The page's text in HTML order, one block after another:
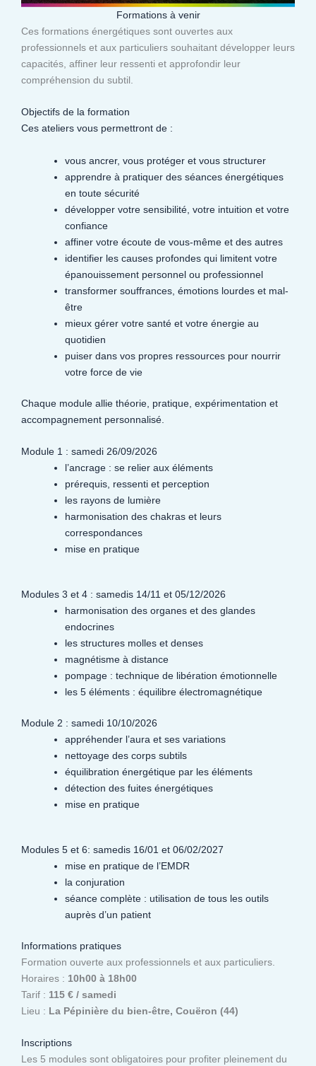
Formations à venir
Ces formations énergétiques sont ouvertes aux
professionnels et aux particuliers souhaitant développer leurs
capacités, affiner leur ressenti et approfondir leur
compréhension du subtil.​
Objectifs de la formation
Ces ateliers vous permettront de :
vous ancrer, vous protéger et vous structurer
apprendre à pratiquer des séances énergétiques
en toute sécurité
développer votre sensibilité, votre intuition et votre
confiance
affiner votre écoute de vous-même et des autres
identifier les causes profondes qui limitent votre
épanouissement personnel ou professionnel
transformer souffrances, émotions lourdes et mal-
être
mieux gérer votre santé et votre énergie au
quotidien
puiser dans vos propres ressources pour nourrir
votre force de vie
Chaque module allie théorie, pratique, expérimentation et
accompagnement personnalisé.
Module 1 : samedi 26/09/2026
l’ancrage : se relier aux éléments
prérequis, ressenti et perception
les rayons de lumière
harmonisation des chakras et leurs
correspondances
mise en pratique
Modules 3 et 4 : samedis 14/11 et 05/12/2026
harmonisation des organes et des glandes
endocrines
les structures molles et denses
magnétisme à distance
pompage : technique de libération émotionnelle
les 5 éléments : équilibre électromagnétique
Module 2 : samedi 10/10/2026
appréhender l’aura et ses variations
nettoyage des corps subtils
équilibration énergétique par les éléments
détection des fuites énergétiques
mise en pratique
Modules 5 et 6: samedis 16/01 et 06/02/2027
mise en pratique de l’EMDR
la conjuration
séance complète : utilisation de tous les outils
auprès d’un patient
Informations pratiques
Formation ouverte aux professionnels et aux particuliers.
Horaires : 10h00 à 18h00
Tarif : 115 € / samedi
Lieu : La Pépinière du bien-être, Couëron (44)
Inscriptions
Les 5 modules sont obligatoires pour profiter pleinement du